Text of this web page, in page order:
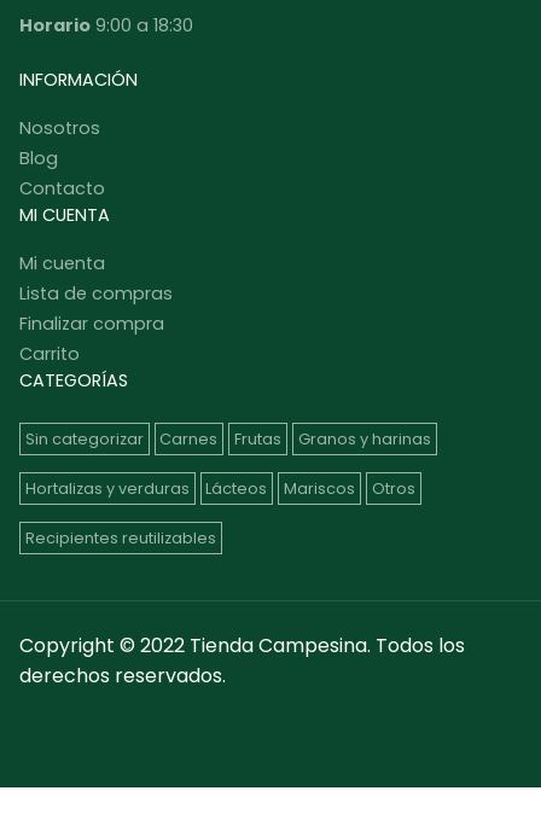
Horario 9:00 a 18:30
INFORMACIÓN
Nosotros
Blog
Contacto
MI CUENTA
Mi cuenta
Lista de compras
Finalizar compra
Carrito
CATEGORÍAS
Sin categorizar Carnes Frutas Granos y harinas
Hortalizas y verduras Lácteos Mariscos Otros
Recipientes reutilizables
Copyright © 2022 Tienda Campesina. Todos los
derechos reservados.